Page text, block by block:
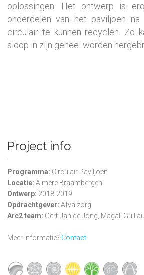
oplossingen. Het ontwerp is
onderdelen van het paviljoen
circulair te kunnen recyclen. Zo
sloop in zijn geheel worden
Project info
Programma: Circulair Paviljoen
Locatie: Almere Braambergen
Ontwerp: 2018-2019
Opdrachtgever: Afvalzorg
Arc2 team: Gert-Jan de Jong, Magali
Meer informatie? Contact